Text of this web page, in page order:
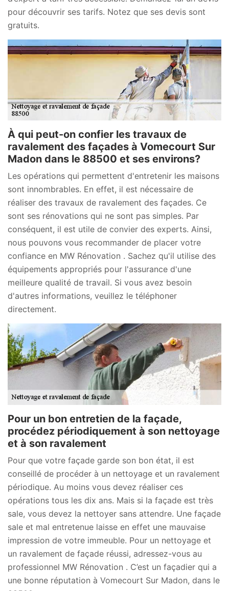
pour découvrir ses tarifs. Notez que ses devis sont
gratuits.
À qui peut-on confier les travaux de
ravalement des façades à Vomecourt Sur
Madon dans le 88500 et ses environs?
Les opérations qui permettent d'entretenir les maisons
sont innombrables. En effet, il est nécessaire de
réaliser des travaux de ravalement des façades. Ce
sont ses rénovations qui ne sont pas simples. Par
conséquent, il est utile de convier des experts. Ainsi,
nous pouvons vous recommander de placer votre
confiance en MW Rénovation . Sachez qu'il utilise des
équipements appropriés pour l'assurance d'une
meilleure qualité de travail. Si vous avez besoin
d'autres informations, veuillez le téléphoner
directement.
Pour un bon entretien de la façade,
procédez périodiquement à son nettoyage
et à son ravalement
Pour que votre façade garde son bon état, il est
conseillé de procéder à un nettoyage et un ravalement
périodique. Au moins vous devez réaliser ces
opérations tous les dix ans. Mais si la façade est très
sale, vous devez la nettoyer sans attendre. Une façade
sale et mal entretenue laisse en effet une mauvaise
impression de votre immeuble. Pour un nettoyage et
un ravalement de façade réussi, adressez-vous au
professionnel MW Rénovation . C’est un façadier qui a
une bonne réputation à Vomecourt Sur Madon, dans le